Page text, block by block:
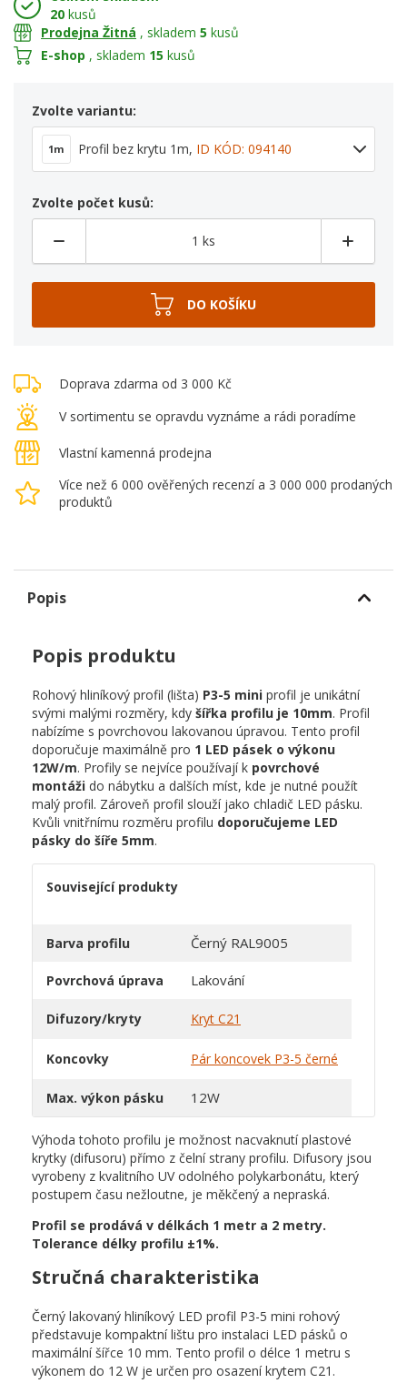
20 kusů
Prodejna Žitná , skladem 5 kusů
E-shop , skladem 15 kusů
Zvolte variantu:
1m Profil bez krytu 1m, ID KÓD: 094140
Zvolte počet kusů:
Doprava zdarma od 3 000 Kč
V sortimentu se opravdu vyznáme a rádi poradíme
Vlastní kamenná prodejna
Více než 6 000 ověřených recenzí a 3 000 000 prodaných
produktů
Popis
Popis produktu
Rohový hliníkový profil (lišta) P3-5 mini profil je unikátní
svými malými rozměry, kdy šířka profilu je 10mm. Profil
nabízíme s povrchovou lakovanou úpravou. Tento profil
doporučuje maximálně pro 1 LED pásek o výkonu
12W/m. Profily se nejvíce používají k povrchové
montáži do nábytku a dalších míst, kde je nutné použít
malý profil. Zároveň profil slouží jako chladič LED pásku.
Kvůli vnitřnímu rozměru profilu doporučujeme LED
pásky do šíře 5mm.
Související produkty
Barva profilu Černý RAL9005
Povrchová úprava Lakování
Difuzory/kryty Kryt C21
Koncovky Pár koncovek P3-5 černé
Max. výkon pásku 12W
Výhoda tohoto profilu je možnost nacvaknutí plastové
krytky (difusoru) přímo z čelní strany profilu. Difusory jsou
vyrobeny z kvalitního UV odolného polykarbonátu, který
postupem času nežloutne, je měkčený a nepraská.
Profil se prodává v délkách 1 metr a 2 metry.
Tolerance délky profilu ±1%.
Stručná charakteristika
Černý lakovaný hliníkový LED profil P3-5 mini rohový
představuje kompaktní lištu pro instalaci LED pásků o
maximální šířce 10 mm. Tento profil o délce 1 metru s
výkonem do 12 W je určen pro osazení krytem C21.